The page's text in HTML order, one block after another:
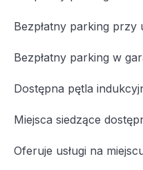
Bezpłatny parking przy
Bezpłatny parking w
Dostępna pętla
Miejsca siedzące
Oferuje usługi na